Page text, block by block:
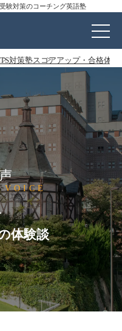
験対策のコーチング英語塾
対策塾スコアアップ・合格体
VOICE
体験談